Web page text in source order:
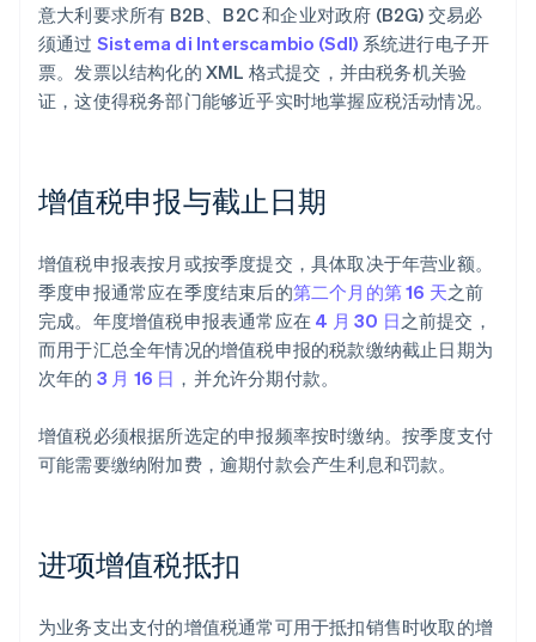
意大利要求所有 B2B、B2C 和企业对政府 (B2G) 交易必
须通过 Sistema di Interscambio (SdI) 系统进行电子开
票。发票以结构化的 XML 格式提交，并由税务机关验
证，这使得税务部门能够近乎实时地掌握应税活动情况。
增值税申报与截止日期
增值税申报表按月或按季度提交，具体取决于年营业额。
季度申报通常应在季度结束后的第二个月的第 16 天之前
完成。年度增值税申报表通常应在 4 月 30 日之前提交，
而用于汇总全年情况的增值税申报的税款缴纳截止日期为
次年的 3 月 16 日 ，并允许分期付款。
增值税必须根据所选定的申报频率按时缴纳。按季度支付
可能需要缴纳附加费，逾期付款会产生利息和罚款。
进项增值税抵扣
为业务支出支付的增值税通常可用于抵扣销售时收取的增